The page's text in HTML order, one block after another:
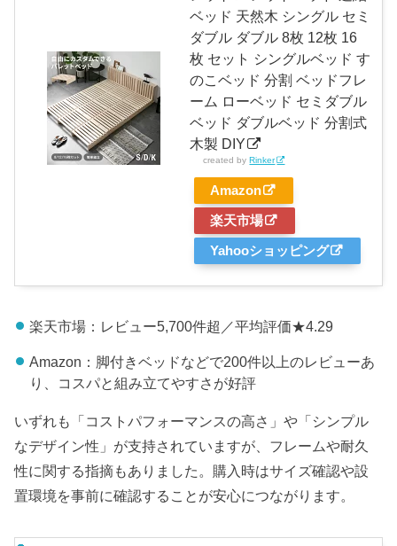
ベッド 天然木 シングル セミ
ダブル ダブル 8枚 12枚 16
枚 セット シングルベッド す
のこベッド 分割 ベッドフレ
ーム ローベッド セミダブル
ベッド ダブルベッド 分割式
木製 DIY
created byRinker
Amazon
楽天市場
Yahooショッピング
楽天市場：レビュー5,700件超／平均評価★4.29
Amazon：脚付きベッドなどで200件以上のレビューあ
り、コスパと組み立てやすさが好評
いずれも「コストパフォーマンスの高さ」や「シンプル
なデザイン性」が支持されていますが、フレームや耐久
性に関する指摘もありました。購入時はサイズ確認や設
置環境を事前に確認することが安心につながります。